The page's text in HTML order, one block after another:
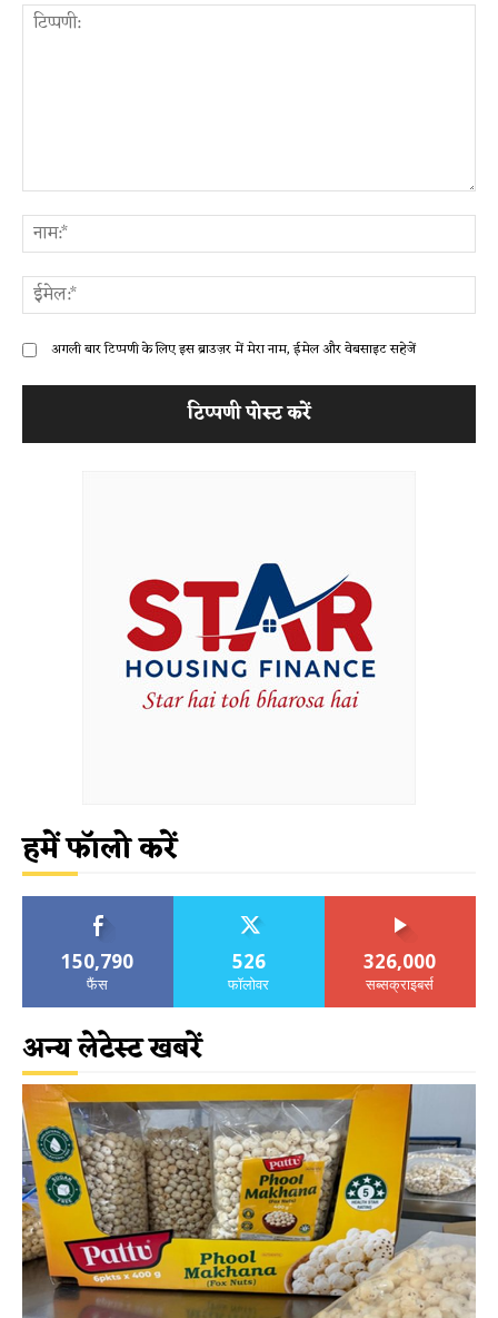
अगली बार टिप्पणी के लिए इस ब्राउज़र में मेरा नाम, ईमेल और वेबसाइट सहेजें
हमें फॉलो करें
150,790
फैंस
526
फॉलोवर
326,000
सब्सक्राइबर्स
अन्य लेटेस्ट खबरें